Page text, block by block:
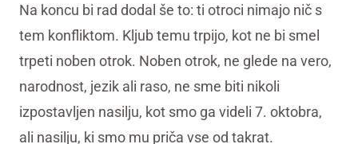
Na koncu bi rad dodal še to: ti otroci nimajo nič s
tem konfliktom. Kljub temu trpijo, kot ne bi smel
trpeti noben otrok. Noben otrok, ne glede na vero,
narodnost, jezik ali raso, ne sme biti nikoli
izpostavljen nasilju, kot smo ga videli 7. oktobra,
ali nasilju, ki smo mu priča vse od takrat.